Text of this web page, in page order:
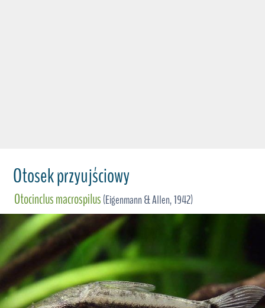
Otosek przyujściowy
Otocinclus macrospilus(Eigenmann & Allen, 1942)